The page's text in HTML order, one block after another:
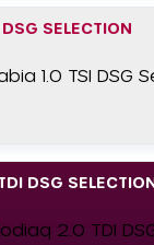
SELECTION
DSG